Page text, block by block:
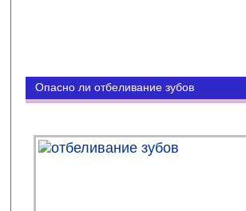
Опасно ли отбеливание зубов